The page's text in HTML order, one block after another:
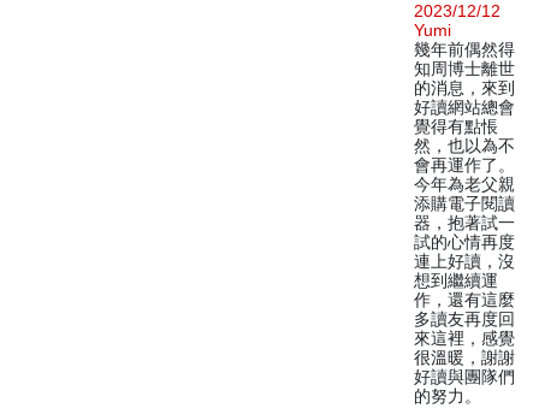
2023/12/12
Yumi
幾年前偶然得
知周博士離世
的消息，來到
好讀網站總會
覺得有點悵
然，也以為不
會再運作了。
今年為老父親
添購電子閱讀
器，抱著試一
試的心情再度
連上好讀，沒
想到繼續運
作，還有這麼
多讀友再度回
來這裡，感覺
很溫暖，謝謝
好讀與團隊們
的努力。